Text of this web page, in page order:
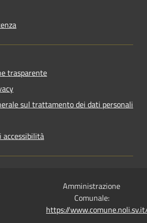
trasparente
sul trattamento dei dati personali
accessibilità
Amministrazione
Comunale:
https://